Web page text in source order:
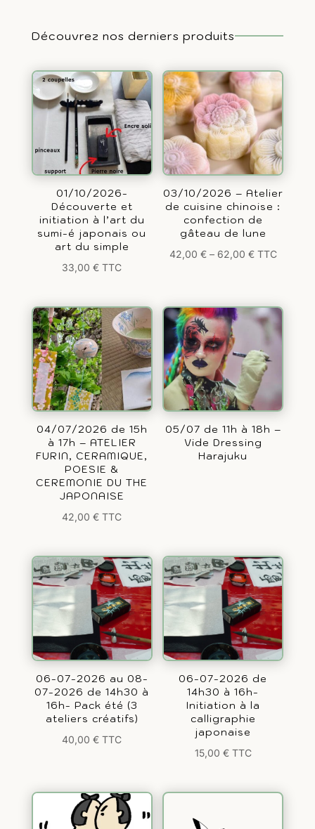
Découvrez nos derniers produits
01/10/2026-
Découverte et
initiation à l’art du
sumi-é japonais ou
art du simple
33,00€ TTC
03/10/2026 – Atelier
de cuisine chinoise :
confection de
gâteau de lune
42,00 €– 62,00 € TTC
04/07/2026 de 15h
à 17h – ATELIER
FURIN, CERAMIQUE,
POESIE &
CEREMONIE DU THE
JAPONAISE
42,00€ TTC
05/07 de 11h à 18h –
Vide Dressing
Harajuku
06-07-2026 au 08-
07-2026 de 14h30 à
16h- Pack été (3
ateliers créatifs)
40,00€ TTC
06-07-2026 de
14h30 à 16h-
Initiation à la
calligraphie
japonaise
15,00 € TTC